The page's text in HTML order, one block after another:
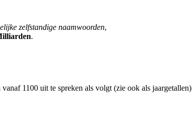
zelfstandige naamwoor­den,
.
1100 uit te spreken als volgt (zie ook als jaargetallen)